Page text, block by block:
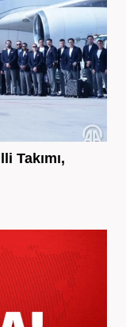
Takımı,